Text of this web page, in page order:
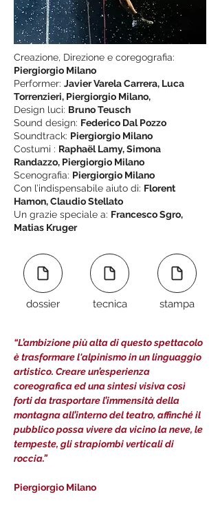
Creazione, Direzione e coregografia:
Piergiorgio Milano
Performer: Javier Varela Carrera, Luca
Torrenzieri, Piergiorgio Milano,
Design luci: Bruno Teusch
Sound design: Federico Dal Pozzo
Soundtrack: Piergiorgio Milano
Costumi : Raphaël Lamy, Simona
Randazzo, Piergiorgio Milano
Scenografia: Piergiorgio Milano
Con l’indispensabile aiuto di: Florent
Hamon, Claudio Stellato
Un grazie speciale a: Francesco Sgro,
Matias Kruger
dossier tecnica stampa
“L’ambizione più alta di questo spettacolo
è trasformare l'alpinismo in un linguaggio
artistico. Creare un’esperienza
coreografica ed una sintesi visiva così
forti da trasportare l’immensità della
montagna all’interno del teatro, affinché il
pubblico possa vivere da vicino la neve, le
tempeste, gli strapiombi verticali di
roccia.”
Piergiorgio Milano